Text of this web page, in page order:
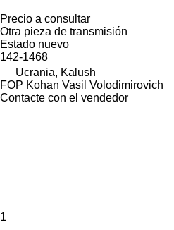
Precio a consultar
Otra pieza de transmisión
Estado nuevo
142-1468
Ucrania, Kalush
FOP Kohan Vasil Volodimirovich
Contacte con el vendedor
1